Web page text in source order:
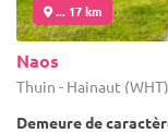
... 17 km
Naos
Thuin - Hainaut (WHT)
Demeure de